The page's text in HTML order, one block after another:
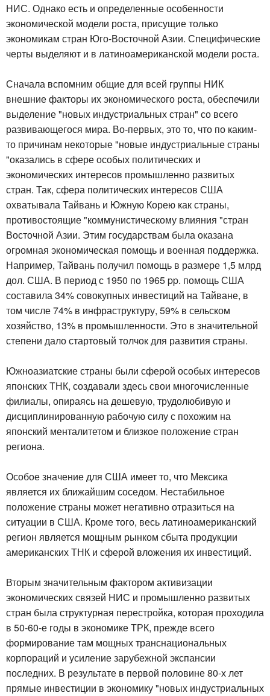
НИС. Однако есть и определенные особенности
экономической модели роста, присущие только
экономикам стран Юго-Восточной Азии. Специфические
черты выделяют и в латиноамериканской модели роста.
Сначала вспомним общие для всей группы НИК
внешние факторы их экономического роста, обеспечили
выделение "новых индустриальных стран" со всего
развивающегося мира. Во-первых, это то, что по каким-
то причинам некоторые "новые индустриальные страны
"оказались в сфере особых политических и
экономических интересов промышленно развитых
стран. Так, сфера политических интересов США
охватывала Тайвань и Южную Корею как страны,
противостоящие "коммунистическому влияния "стран
Восточной Азии. Этим государствам была оказана
огромная экономическая помощь и военная поддержка.
Например, Тайвань получил помощь в размере 1,5 млрд
дол. США. В период с 1950 по 1965 pp. помощь США
составила 34% совокупных инвестиций на Тайване, в
том числе 74% в инфраструктуру, 59% в сельском
хозяйство, 13% в промышленности. Это в значительной
степени дало стартовый толчок для развития страны.
Южноазиатские страны были сферой особых интересов
японских ТНК, создавали здесь свои многочисленные
филиалы, опираясь на дешевую, трудолюбивую и
дисциплинированную рабочую силу с похожим на
японский менталитетом и близкое положение стран
региона.
Особое значение для США имеет то, что Мексика
является их ближайшим соседом. Нестабильное
положение страны может негативно отразиться на
ситуации в США. Кроме того, весь латиноамериканский
регион является мощным рынком сбыта продукции
американских ТНК и сферой вложения их инвестиций.
Вторым значительным фактором активизации
экономических связей НИС и промышленно развитых
стран была структурная перестройка, которая проходила
в 50-60-е годы в экономике ТРК, прежде всего
формирование там мощных транснациональных
корпораций и усиление зарубежной экспансии
последних. В результате в первой половине 80-х лет
прямые инвестиции в экономику "новых индустриальных